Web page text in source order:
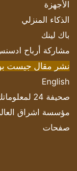
الأجهزة
الذكاء المنزلي
باك لينك
مشاركة أرباح
نشر مقال جيست
English
صحيفة 24 لمعلوماتك
مؤسسة اشراق
صفحات